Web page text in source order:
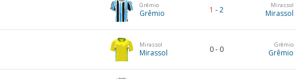
Grêmio
Grêmio 1 -2 Mirassol
Mirassol
Mirassol
Mirassol 0- 0 Grêmio
Grêmio